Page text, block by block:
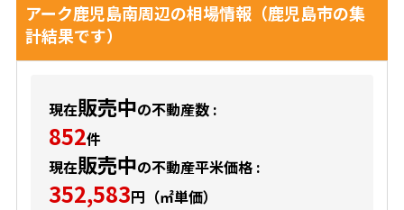
アーク鹿児島南周辺の相場情報（鹿児島市の集
計結果です）
現在販売中の不動産数 :
852件
現在販売中の不動産平米価格 :
352,583円（㎡単価）